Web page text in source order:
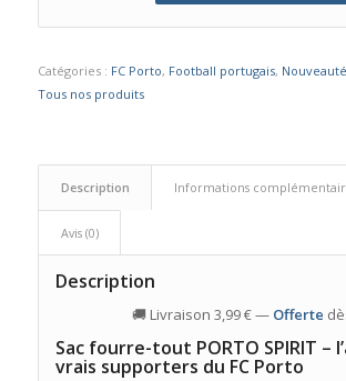
Catégories : FC Porto, Football portugais,
Tous nos produits
Description Informations
Avis (0)
Description
🚚 Livraison 3,99 € — Offerte
Sac fourre-tout PORTO SPIRIT –
vrais supporters du FC Porto